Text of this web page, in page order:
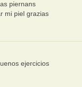
piernans
mi piel grazias
ejercicios